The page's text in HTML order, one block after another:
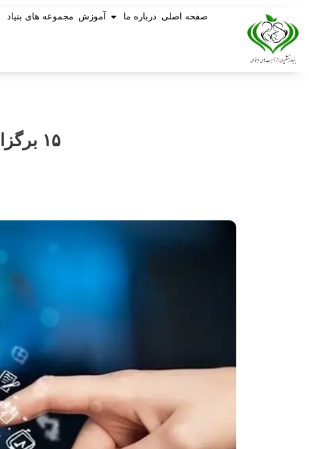
صفحه اصلی درباره ما آموزش مجموعه های بنیاد
۱۵ برگزارکننده قرارهای ناشناس فضای مجازی دستگیر شدند